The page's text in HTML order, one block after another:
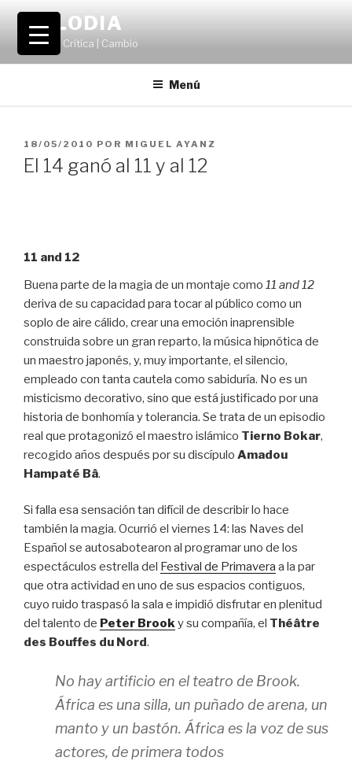
Saltar
contenido
VOLODIA
Teatro | Crítica | Cambio
Menú
PUBLICADO
EL
18/05/2010 POR MIGUEL AYANZ
El 14 ganó al 11 y al 12
11 and 12
Buena parte de la magia de un montaje como 11 and 12
deriva de su capacidad para tocar al público como un
soplo de aire cálido, crear una emoción inaprensible
construida sobre un gran reparto, la música hipnótica de
un maestro japonés, y, muy importante, el silencio,
empleado con tanta cautela como sabiduría. No es un
misticismo decorativo, sino que está justificado por una
historia de bonhomía y tolerancia. Se trata de un episodio
real que protagonizó el maestro islámico Tierno Bokar,
recogido años después por su discípulo Amadou
Hampaté Bâ.
Si falla esa sensación tan difícil de describir lo hace
también la magia. Ocurrió el viernes 14: las Naves del
Español se autosabotearon al programar uno de los
espectáculos estrella del Festival de Primavera a la par
que otra actividad en uno de sus espacios contiguos,
cuyo ruido traspasó la sala e impidió disfrutar en plenitud
del talento de Peter Brooky su compañía, el Théâtre
des Bouffes du Nord.
No hay artificio en el teatro de Brook.
África es una silla, un puñado de arena, un
manto y un bastón. África es la voz de sus
actores, de primera todos